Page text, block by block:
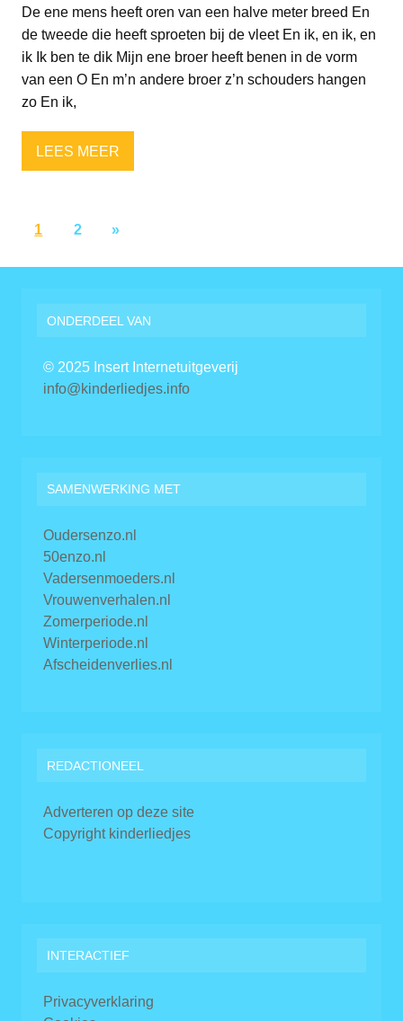
De ene mens heeft oren van een halve meter breed En
de tweede die heeft sproeten bij de vleet En ik, en ik, en
ik Ik ben te dik Mijn ene broer heeft benen in de vorm
van een O En m’n andere broer z’n schouders hangen
zo En ik,
LEES MEER
1 2 »
ONDERDEEL VAN
© 2025 Insert Internetuitgeverij
info@kinderliedjes.info
SAMENWERKING MET
Oudersenzo.nl
50enzo.nl
Vadersenmoeders.nl
Vrouwenverhalen.nl
Zomerperiode.nl
Winterperiode.nl
Afscheidenverlies.nl
REDACTIONEEL
Adverteren op deze site
Copyright kinderliedjes
INTERACTIEF
Privacyverklaring